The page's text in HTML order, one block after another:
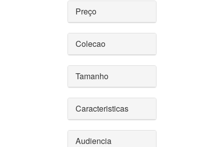
Preço
Colecao
Tamanho
Caracteristicas
Audiencia